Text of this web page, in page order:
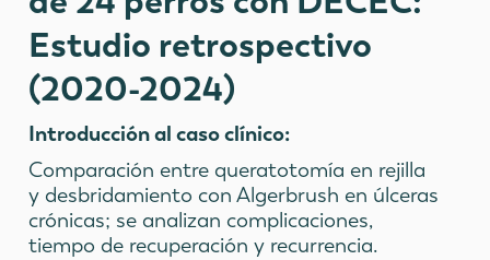
Estudio retrospectivo
(2020-2024)
Introducción al caso clínico:
Comparación entre queratotomía en rejilla
y desbridamiento con Algerbrush en úlceras
crónicas; se analizan complicaciones,
tiempo de recuperación y recurrencia.